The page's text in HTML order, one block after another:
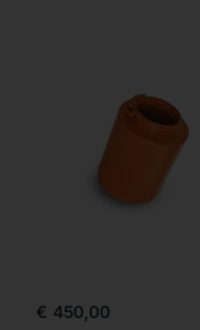
€ 450,00